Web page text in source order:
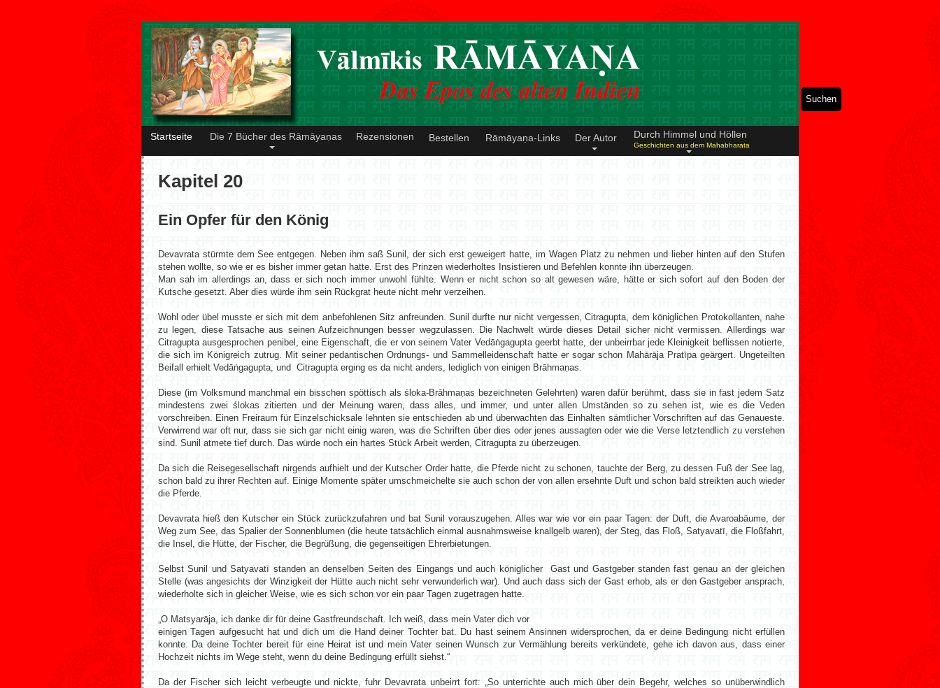
Startseite Die 7 Bücher des Rāmāyaṇas Rezensionen Bestellen Rāmāyaṇa-Links Der Autor Durch Himmel und Höllen
Geschichten aus dem Mahabharata
Kapitel 20
Ein Opfer für den König
Devavrata stürmte dem See entgegen. Neben ihm saß Sunil, der sich erst geweigert hatte, im Wagen Platz zu nehmen und lieber hinten auf den Stufen
stehen wollte, so wie er es bisher immer getan hatte. Erst des Prinzen wiederholtes Insistieren und Befehlen konnte ihn überzeugen.
Man sah im allerdings an, dass er sich noch immer unwohl fühlte. Wenn er nicht schon so alt gewesen wäre, hätte er sich sofort auf den Boden der
Kutsche gesetzt. Aber dies würde ihm sein Rückgrat heute nicht mehr verzeihen.
Wohl oder übel musste er sich mit dem anbefohlenen Sitz anfreunden. Sunil durfte nur nicht vergessen, Citragupta, dem königlichen Protokollanten, nahe
zu legen, diese Tatsache aus seinen Aufzeichnungen besser wegzulassen. Die Nachwelt würde dieses Detail sicher nicht vermissen. Allerdings war
Citragupta ausgesprochen penibel, eine Eigenschaft, die er von seinem Vater Vedāṅgagupta geerbt hatte, der unbeirrbar jede Kleinigkeit beflissen notierte,
die sich im Königreich zutrug. Mit seiner pedantischen Ordnungs- und Sammelleidenschaft hatte er sogar schon Mahārāja Pratīpa geärgert. Ungeteilten
Beifall erhielt Vedāṅgagupta, und Citragupta erging es da nicht anders, lediglich von einigen Brāhmaṇas.
Diese (im Volksmund manchmal ein bisschen spöttisch als śloka-Brāhmaṇas bezeichneten Gelehrten) waren dafür berühmt, dass sie in fast jedem Satz
mindestens zwei ślokas zitierten und der Meinung waren, dass alles, und immer, und unter allen Umständen so zu sehen ist, wie es die Veden
vorschreiben. Einen Freiraum für Einzelschicksale lehnten sie entschieden ab und überwachten das Einhalten sämtlicher Vorschriften auf das Genaueste.
Verwirrend war oft nur, dass sie sich gar nicht einig waren, was die Schriften über dies oder jenes aussagten oder wie die Verse letztendlich zu verstehen
sind. Sunil atmete tief durch. Das würde noch ein hartes Stück Arbeit werden, Citragupta zu überzeugen.
Da sich die Reisegesellschaft nirgends aufhielt und der Kutscher Order hatte, die Pferde nicht zu schonen, tauchte der Berg, zu dessen Fuß der See lag,
schon bald zu ihrer Rechten auf. Einige Momente später umschmeichelte sie auch schon der von allen ersehnte Duft und schon bald streikten auch wieder
die Pferde.
Devavrata hieß den Kutscher ein Stück zurückzufahren und bat Sunil vorauszugehen. Alles war wie vor ein paar Tagen: der Duft, die Avaroabäume, der
Weg zum See, das Spalier der Sonnenblumen (die heute tatsächlich einmal ausnahmsweise knallgelb waren), der Steg, das Floß, Satyavatī, die Floßfahrt,
die Insel, die Hütte, der Fischer, die Begrüßung, die gegenseitigen Ehrerbietungen.
Selbst Sunil und Satyavatī standen an denselben Seiten des Eingangs und auch königlicher Gast und Gastgeber standen fast genau an der gleichen
Stelle (was angesichts der Winzigkeit der Hütte auch nicht sehr verwunderlich war). Und auch dass sich der Gast erhob, als er den Gastgeber ansprach,
wiederholte sich in gleicher Weise, wie es sich schon vor ein paar Tagen zugetragen hatte.
„O Matsyarāja, ich danke dir für deine Gastfreundschaft. Ich weiß, dass mein Vater dich vor
einigen Tagen aufgesucht hat und dich um die Hand deiner Tochter bat. Du hast seinem Ansinnen widersprochen, da er deine Bedingung nicht erfüllen
konnte. Da deine Tochter bereit für eine Heirat ist und mein Vater seinen Wunsch zur Vermählung bereits verkündete, gehe ich davon aus, dass einer
Hochzeit nichts im Wege steht, wenn du deine Bedingung erfüllt siehst.“
Da der Fischer sich leicht verbeugte und nickte, fuhr Devavrata unbeirrt fort: „So unterrichte auch mich über dein Begehr, welches so unüberwindlich
Suchen